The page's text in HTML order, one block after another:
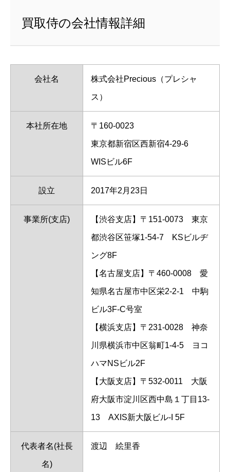
買取侍の会社情報詳細
会社名 株式会社Precious（プレシャ
ス）
本社所在地 〒160-0023
東京都新宿区西新宿4-29-6
WISビル6F
設立 2017年2月23日
事業所(支店) 【渋谷支店】〒151-0073 東京
都渋谷区笹塚1-54-7 KSビルヂ
ング8F
【名古屋支店】〒460-0008 愛
知県名古屋市中区栄2-2-1 中駒
ビル3F-C号室
【横浜支店】〒231-0028 神奈
川県横浜市中区翁町1-4-5 ヨコ
ハマNSビル2F
【大阪支店】〒532-0011 大阪
府大阪市淀川区西中島１丁目13-
13 AXIS新大阪ビル-I 5F
代表者名(社長
名)
渡辺 絵里香